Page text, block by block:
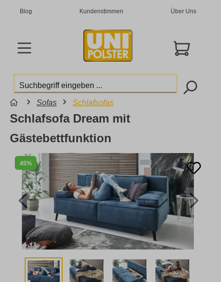
Blog Kundenstimmen Über Uns
Sofas Schlafsofas
45%
Schlafsofa Dream mit
Gästebettfunktion